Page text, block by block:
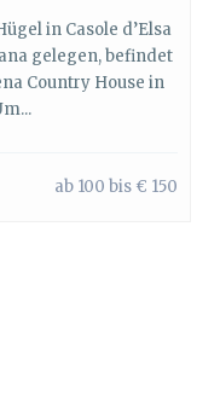
in Casole d’Elsa
gelegen, befindet
Country House in
ab 100 bis € 150